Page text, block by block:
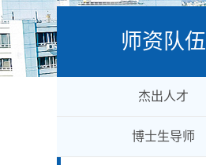
师资队伍
杰出人才
博士生导师